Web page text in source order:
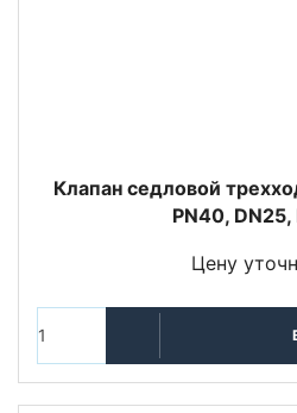
Клапан седловой
PN40, DN25,
Цену